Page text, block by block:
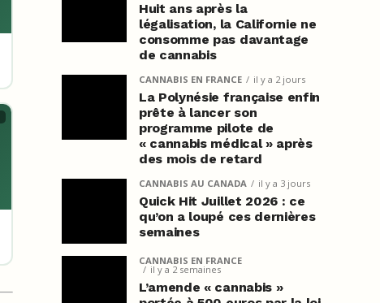
Huit ans après la
légalisation, la Californie ne
consomme pas davantage
de cannabis
CANNABIS EN FRANCE il y a 2 jours
La Polynésie française enfin
prête à lancer son
programme pilote de
« cannabis médical » après
des mois de retard
CANNABIS AU CANADA il y a 3 jours
Quick Hit Juillet 2026 : ce
qu’on a loupé ces dernières
semaines
CANNABIS EN FRANCE
il y a 2 semaines
L’amende « cannabis »